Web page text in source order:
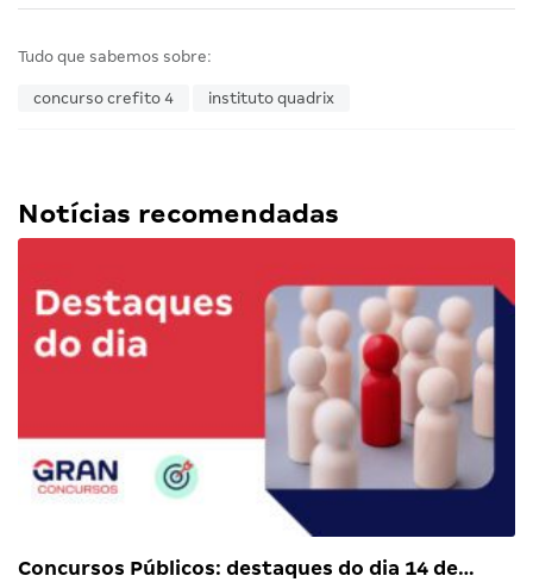
Tudo que sabemos sobre:
concurso crefito 4 instituto quadrix
Notícias recomendadas
Concursos Públicos: destaques do dia 14 de…